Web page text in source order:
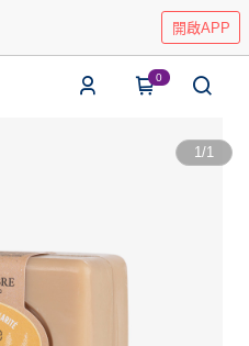
開啟APP
0
1/1